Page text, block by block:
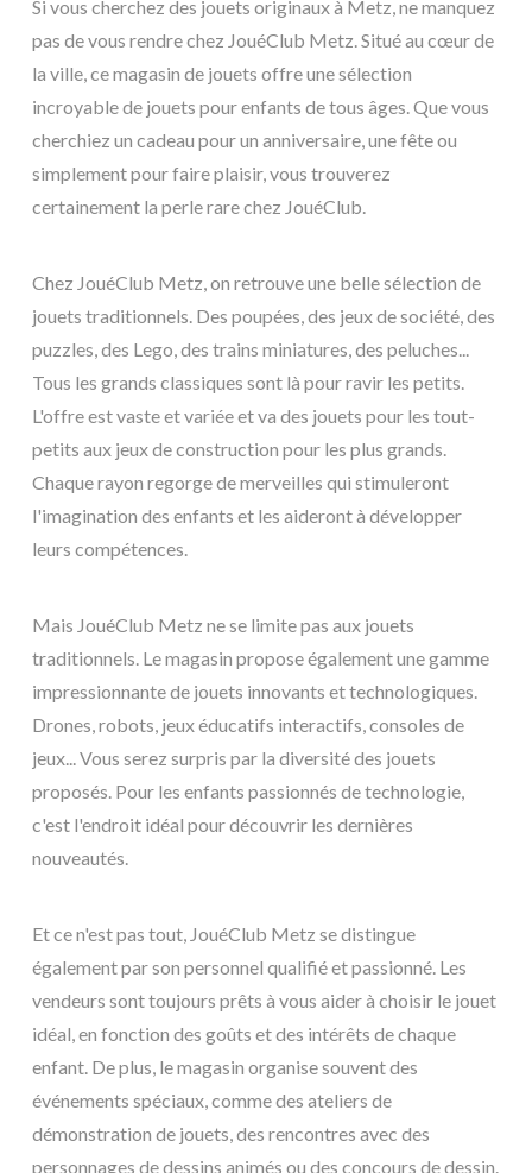
Si vous cherchez des jouets originaux à Metz, ne manquez
pas de vous rendre chez JouéClub Metz. Situé au cœur de
la ville, ce magasin de jouets offre une sélection
incroyable de jouets pour enfants de tous âges. Que vous
cherchiez un cadeau pour un anniversaire, une fête ou
simplement pour faire plaisir, vous trouverez
certainement la perle rare chez JouéClub.
Chez JouéClub Metz, on retrouve une belle sélection de
jouets traditionnels. Des poupées, des jeux de société, des
puzzles, des Lego, des trains miniatures, des peluches...
Tous les grands classiques sont là pour ravir les petits.
L'offre est vaste et variée et va des jouets pour les tout-
petits aux jeux de construction pour les plus grands.
Chaque rayon regorge de merveilles qui stimuleront
l'imagination des enfants et les aideront à développer
leurs compétences.
Mais JouéClub Metz ne se limite pas aux jouets
traditionnels. Le magasin propose également une gamme
impressionnante de jouets innovants et technologiques.
Drones, robots, jeux éducatifs interactifs, consoles de
jeux... Vous serez surpris par la diversité des jouets
proposés. Pour les enfants passionnés de technologie,
c'est l'endroit idéal pour découvrir les dernières
nouveautés.
Et ce n'est pas tout, JouéClub Metz se distingue
également par son personnel qualifié et passionné. Les
vendeurs sont toujours prêts à vous aider à choisir le jouet
idéal, en fonction des goûts et des intérêts de chaque
enfant. De plus, le magasin organise souvent des
événements spéciaux, comme des ateliers de
démonstration de jouets, des rencontres avec des
personnages de dessins animés ou des concours de dessin.